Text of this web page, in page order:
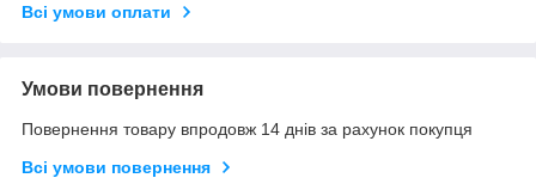
Всі умови оплати
Умови повернення
Повернення товару впродовж 14 днів за рахунок покупця
Всі умови повернення